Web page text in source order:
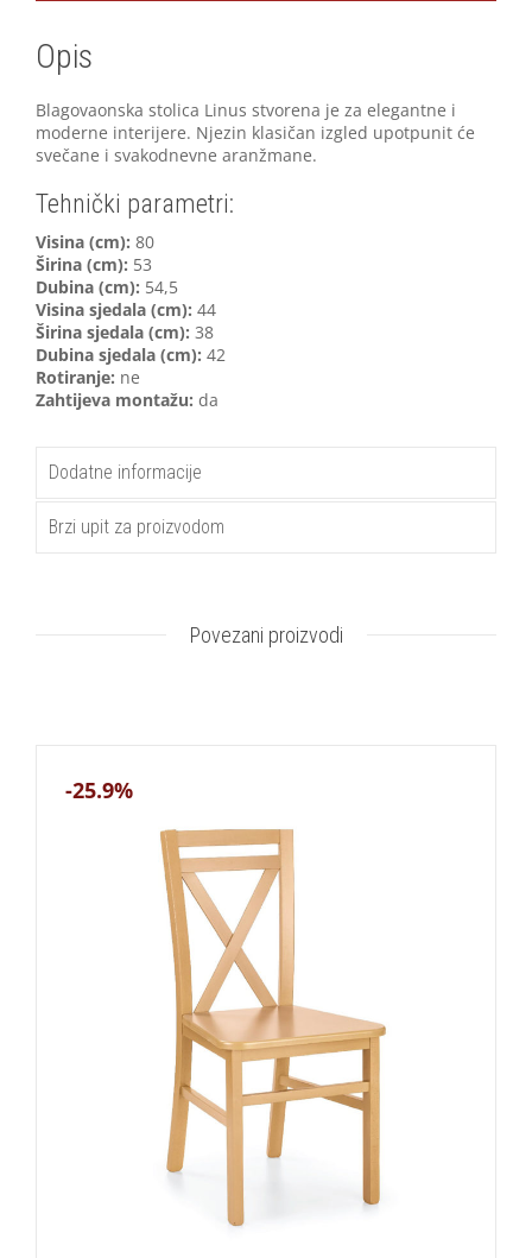
Opis
Blagovaonska stolica Linus stvorena je za elegantne i
moderne interijere. Njezin klasičan izgled upotpunit će
svečane i svakodnevne aranžmane.
Tehnički parametri:
Visina (cm): 80
Širina (cm): 53
Dubina (cm): 54,5
Visina sjedala (cm): 44
Širina sjedala (cm): 38
Dubina sjedala (cm): 42
Rotiranje: ne
Zahtijeva montažu: da
Dodatne informacije
Brzi upit za proizvodom
Povezani proizvodi
-25.9%